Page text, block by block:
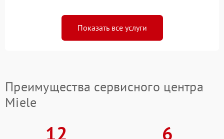
Показать все услуги
Преимущества сервисного центра
Miele
12 6